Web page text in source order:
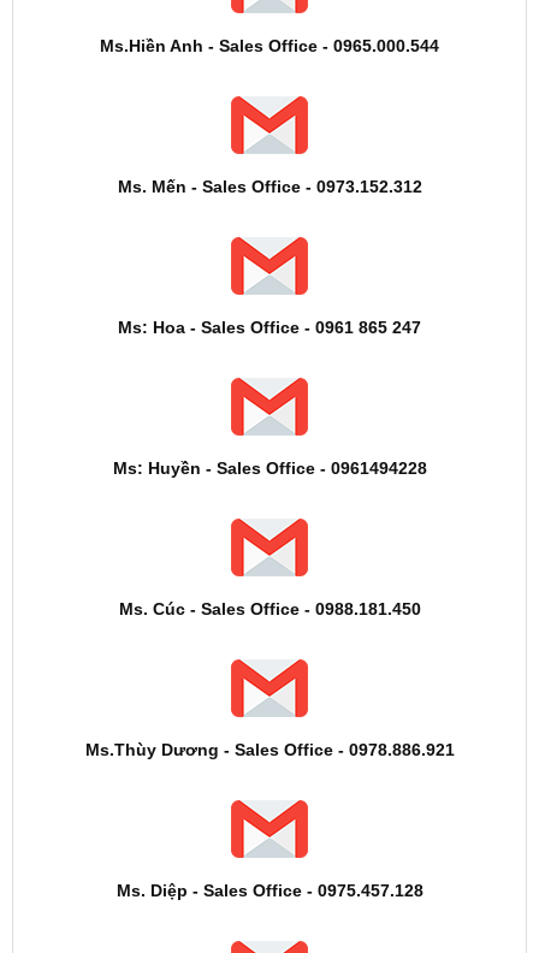
Ms.Hiền Anh - Sales Office - 0965.000.544
Ms. Mến - Sales Office - 0973.152.312
Ms: Hoa - Sales Office - 0961 865 247
Ms: Huyền - Sales Office - 0961494228
Ms. Cúc - Sales Office - 0988.181.450
Ms.Thùy Dương - Sales Office - 0978.886.921
Ms. Diệp - Sales Office - 0975.457.128